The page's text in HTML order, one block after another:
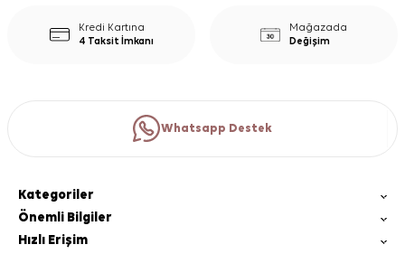
Kredi Kartına
4 Taksit İmkanı
Mağazada
Değişim
Whatsapp Destek
Kategoriler
Önemli Bilgiler
Hızlı Erişim